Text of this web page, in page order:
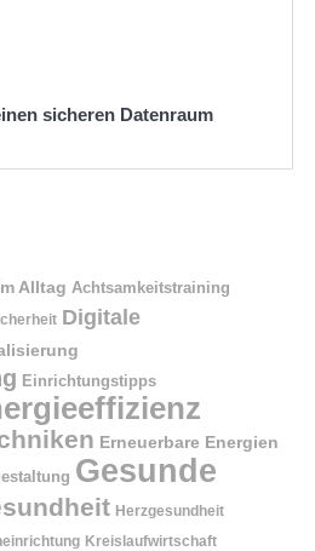
sicheren Datenraum
Alltag Achtsamkeitstraining
Digitale
Einrichtungstipps
Erneuerbare Energien
Gesunde
Herzgesundheit
Kreislaufwirtschaft